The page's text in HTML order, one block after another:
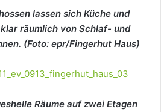
lassen sich Küche und
räumlich von Schlaf- und
(Foto: epr/Fingerhut Haus)
Räume auf zwei Etagen